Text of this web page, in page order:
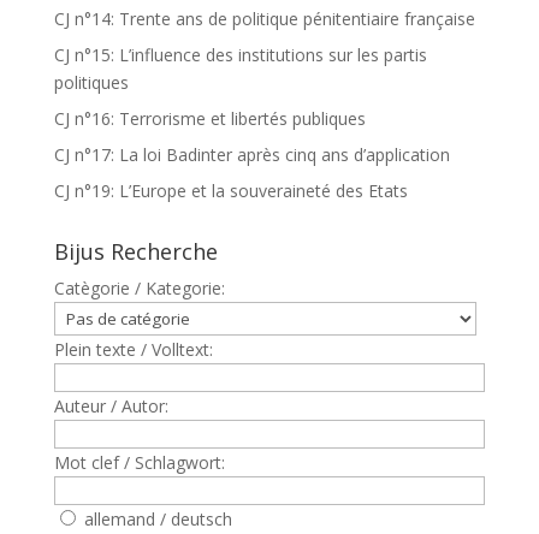
CJ n°14: Trente ans de politique pénitentiaire française
CJ n°15: L’influence des institutions sur les partis
politiques
CJ n°16: Terrorisme et libertés publiques
CJ n°17: La loi Badinter après cinq ans d’application
CJ n°19: L’Europe et la souveraineté des Etats
Bijus Recherche
Catègorie / Kategorie:
Plein texte / Volltext:
Auteur / Autor:
Mot clef / Schlagwort:
allemand / deutsch